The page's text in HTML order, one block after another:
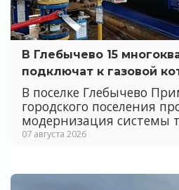
В Глебычево 15
подключат к газовой
В поселке Глебычево
городского поселения
модернизация системы
07 августа 2026